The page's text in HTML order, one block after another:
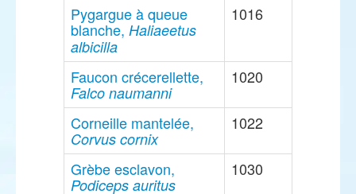
Pygargue à queue
blanche, Haliaeetus
albicilla
1016
Faucon crécerellette,
Falco naumanni
1020
Corneille mantelée,
Corvus cornix
1022
Grèbe esclavon,
Podiceps auritus
1030